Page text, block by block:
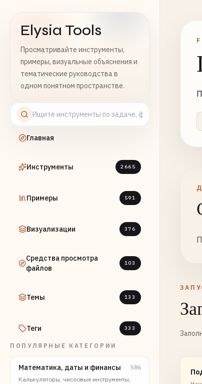
Elysia Tools
Просматривайте инструменты,
примеры, визуальные объяснения и
тематические руководства в
одном понятном пространстве.
Главная
Инструменты 2665
Примеры 591
Визуализации 376
Средства просмотра
файлов
103
Темы 133
Теги 333
ПОПУЛЯРНЫЕ КАТЕГОРИИ
Математика, даты и финансы
586
Калькуляторы, числовые инструменты,